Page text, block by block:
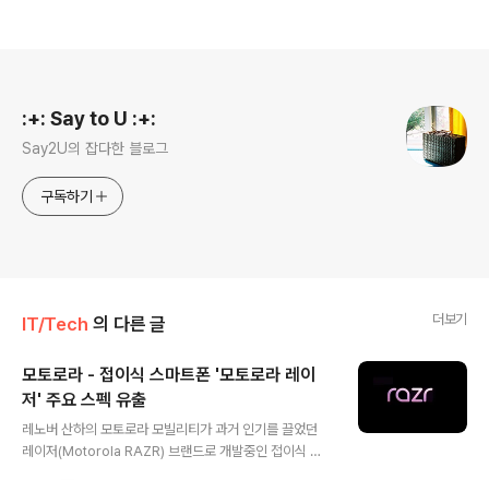
:+: Say to U :+:
Say2U의 잡다한 블로그
구독하기
IT/Tech 의 다른 글 더보기
모토로라 - 접이식 스마트폰 '모토로라 레이
저' 주요 스펙 유출
레노버 산하의 모토로라 모빌리티가 과거 인기를 끌었던
레이저(Motorola RAZR) 브랜드로 개발중인 접이식 스